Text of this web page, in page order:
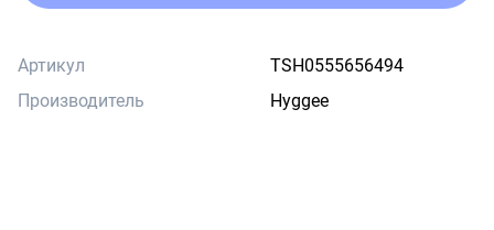
Артикул
TSH0555656494
Производитель
Hyggee